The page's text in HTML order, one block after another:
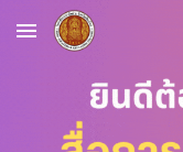
Skip to main content